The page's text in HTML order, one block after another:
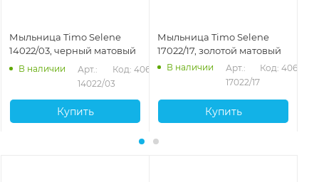
Мыльница Timo Selene
14022/03, черный матовый
В наличии
Арт.:
14022/03
Код: 40653
Купить
Мыльница Timo Selene
17022/17, золотой матовый
В наличии
Арт.:
17022/17
Код: 40654
Купить